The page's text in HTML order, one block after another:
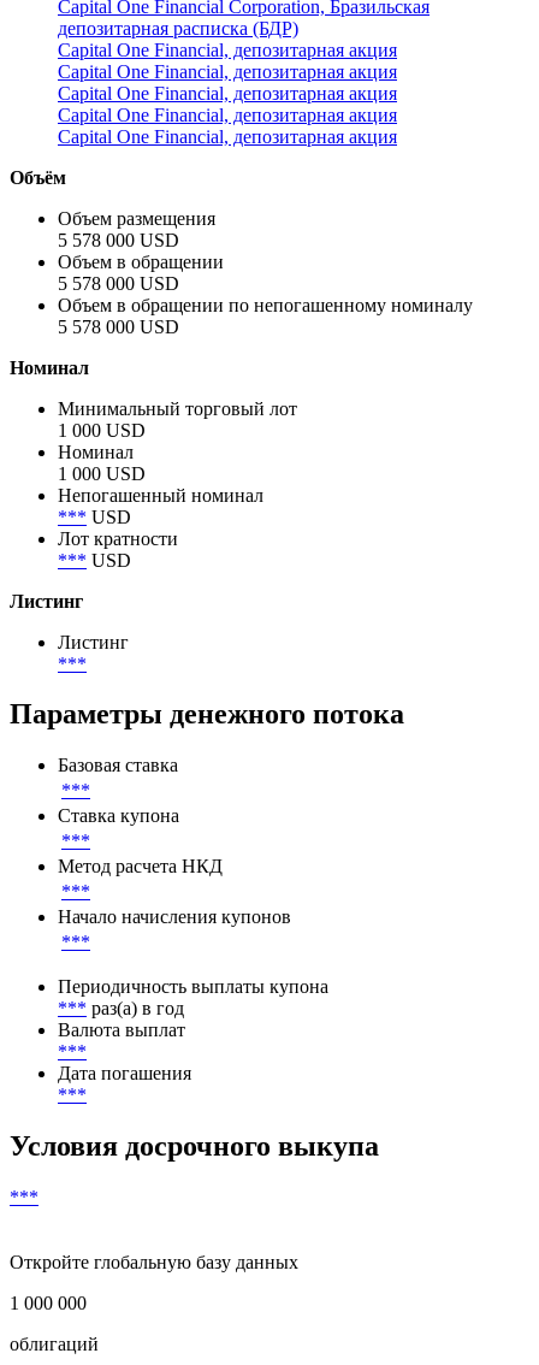
Capital One Financial Corporation, Бразильская
депозитарная расписка (БДР)
Capital One Financial, депозитарная акция
Capital One Financial, депозитарная акция
Capital One Financial, депозитарная акция
Capital One Financial, депозитарная акция
Capital One Financial, депозитарная акция
Объём
Объем размещения
5 578 000 USD
Объем в обращении
5 578 000 USD
Объем в обращении по непогашенному номиналу
5 578 000 USD
Номинал
Минимальный торговый лот
1 000 USD
Номинал
1 000 USD
Непогашенный номинал
*** USD
Лот кратности
*** USD
Листинг
Листинг
***
Параметры денежного потока
Базовая ставка
***
Ставка купона
***
Метод расчета НКД
***
Начало начисления купонов
***
Периодичность выплаты купона
*** раз(а) в год
Валюта выплат
***
Дата погашения
***
Условия досрочного выкупа
***
Откройте глобальную базу данных
1 000 000
облигаций